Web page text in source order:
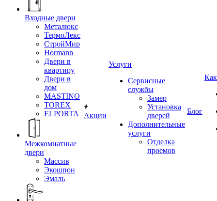
Входные двери
Металюкс
ТермоЛекс
СтройМир
Hormann
Двери в
квартиру
Двери в
дом
MASTINO
TOREX
ELPORTA
Межкомнатные
двери
Массив
Экошпон
Эмаль
Акции
Услуги
Сервисные
службы
Замер
Установка
дверей
Дополнительные
услуги
Отделка
проемов
Блог